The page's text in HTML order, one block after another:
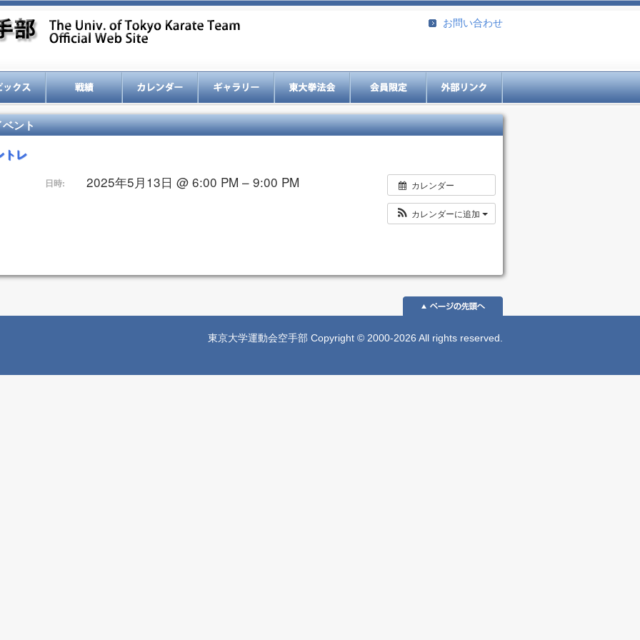
お問い合わせ
ベント
トレ
カレンダー
カレンダーに追加
日時: 2025年5月13日 @ 6:00 PM – 9:00 PM
東京大学運動会空手部 Copyright © 2000-2026 All rights reserved.